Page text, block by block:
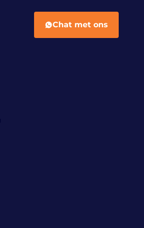
Chat met ons